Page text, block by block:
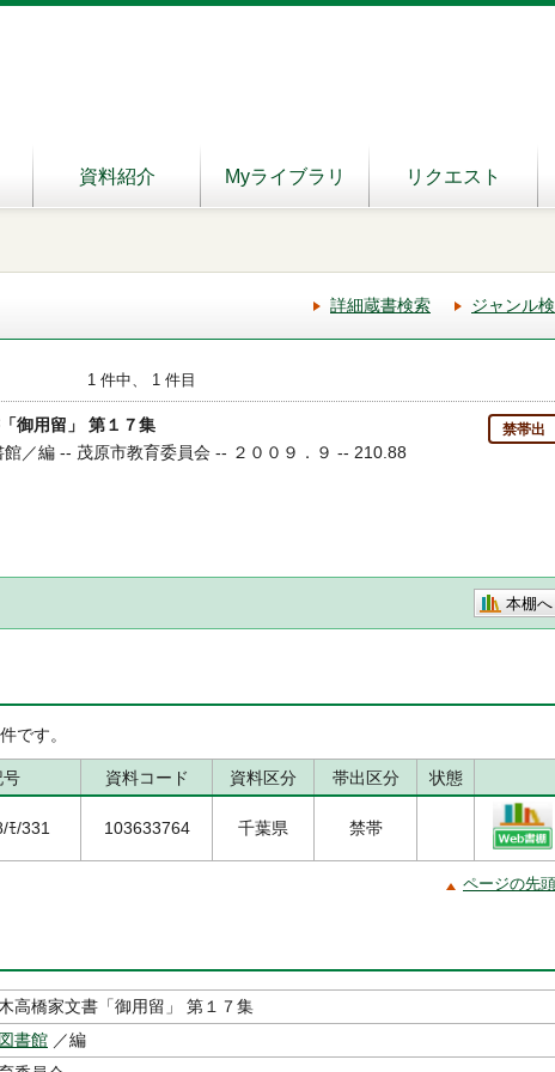
資料紹介 Myライブラリ リクエスト
詳細蔵書検索 ジャンル
1 件中、 1 件目
御用留」 第１７集 禁帯出
／編 -- 茂原市教育委員会 -- ２００９．９ -- 210.88
本棚へ
件です。
号 資料コード 資料区分 帯出区分 状態
ﾓ/331 103633764 千葉県 禁帯
ページの先
高橋家文書「御用留」 第１７集
書館 ／編